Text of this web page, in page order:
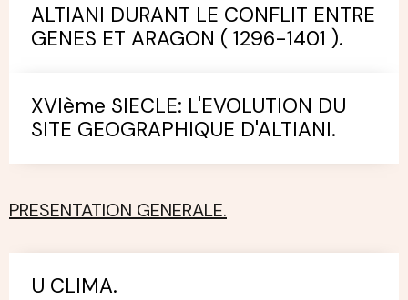
ALTIANI DURANT LE CONFLIT ENTRE
GENES ET ARAGON ( 1296-1401 ).
XVIème SIECLE: L'EVOLUTION DU
SITE GEOGRAPHIQUE D'ALTIANI.
PRESENTATION GENERALE.
U CLIMA.